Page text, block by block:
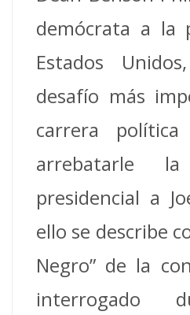
demócrata a la
Estados
desafío más
carrera
arrebatarle la
presidencial a
ello se describe
Negro” de la
interrogado